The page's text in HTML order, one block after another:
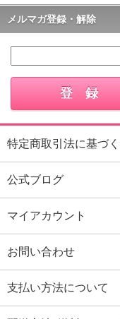
メルマガ登録・解除
特定商取引法に基づ
公式ブログ
マイアカウント
お問い合わせ
支払い方法について